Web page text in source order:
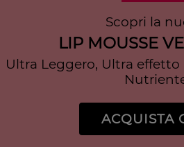
Scopri la
LIP MOUSSE
Ultra Leggero, Ultra
ACQUISTA